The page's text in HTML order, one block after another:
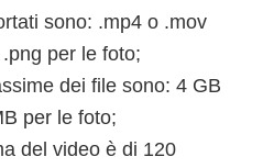
sono: .mp4 o .mov
per le foto;
dei file sono: 4 GB
per le foto;
del video è di 120